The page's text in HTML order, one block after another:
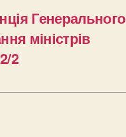
Генерального
міністрів
2